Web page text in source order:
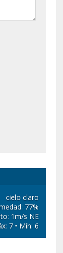
cielo claro
77%
1m/s NE
7 • Mín: 6